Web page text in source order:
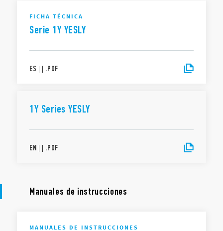
FICHA TÉCNICA
Serie 1Y YESLY
ES | | .PDF
1Y Series YESLY
EN | | .PDF
Manuales de instrucciones
MANUALES DE INSTRUCCIONES